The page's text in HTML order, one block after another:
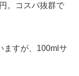
。コスパ抜群で
ますが、100mlサ